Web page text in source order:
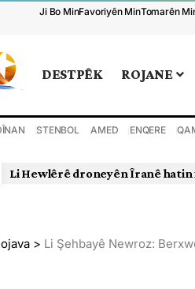
Ji Bo MinFavoriyên MinTomarên
DESTPÊK ROJANE
STENBOL AMED ENQERE
Li Hewlêrê droneyên Îranê hatin
> Li Şehbayê Newroz: